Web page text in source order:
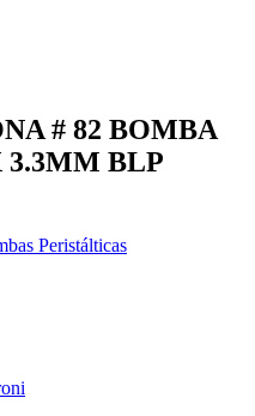
# 82 BOMBA
3.3MM BLP
Peristálticas